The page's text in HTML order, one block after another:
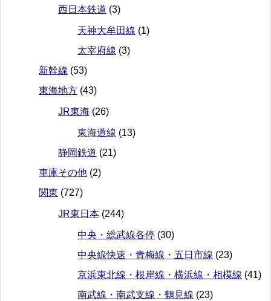
西日本鉄道 (3)
天神大牟田線 (1)
太宰府線 (3)
新幹線 (53)
東海地方 (43)
JR東海 (26)
東海道線 (13)
静岡鉄道 (21)
車庫その他 (2)
関東 (727)
JR東日本 (244)
中央・総武線各停 (30)
中央線快速・青梅線・五日市線 (23)
京浜東北線・根岸線・横浜線・相模線 (41)
南武線・南武支線・鶴見線 (23)